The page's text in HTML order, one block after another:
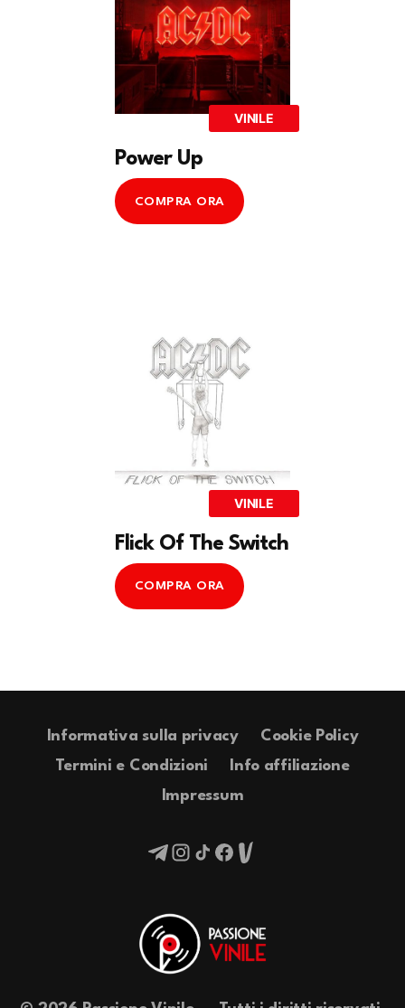
VINILE
Power Up
COMPRA ORA
VINILE
Flick Of The Switch
COMPRA ORA
Informativa sulla privacy
Cookie Policy
Termini e Condizioni
Info affiliazione
Impressum